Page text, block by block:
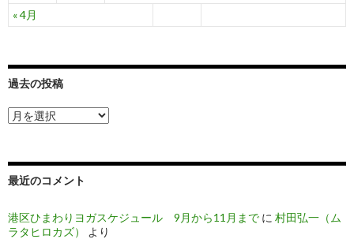
« 4月
過去の投稿
過
去
最近のコメント
港区ひまわりヨガスケジュール 9月から11月まで に 村田弘一（ム
ラタヒロカズ）
より